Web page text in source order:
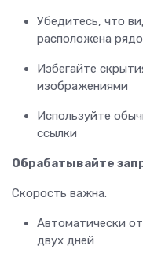
Убедитесь, что
расположена
Избегайте
изображениями
Используйте
ссылки
Обрабатывайте
Скорость важна.
Автоматически
двух дней